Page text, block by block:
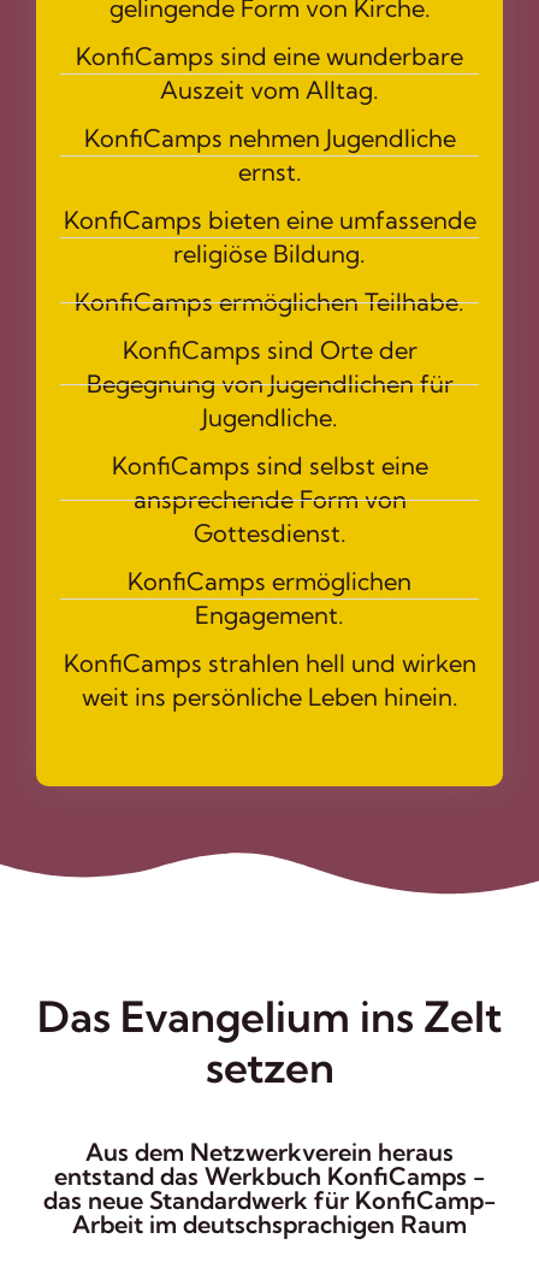
gelingende Form von Kirche.
KonfiCamps sind eine wunderbare
Auszeit vom Alltag.
KonfiCamps nehmen Jugendliche
ernst.
KonfiCamps bieten eine umfassende
religiöse Bildung.
KonfiCamps ermöglichen Teilhabe.
KonfiCamps sind Orte der
Begegnung von Jugendlichen für
Jugendliche.
KonfiCamps sind selbst eine
ansprechende Form von
Gottesdienst.
KonfiCamps ermöglichen
Engagement.
KonfiCamps strahlen hell und wirken
weit ins persönliche Leben hinein.
Das Evangelium ins Zelt
setzen
Aus dem Netzwerkverein heraus
entstand das Werkbuch KonfiCamps -
das neue Standardwerk für KonfiCamp-
Arbeit im deutschsprachigen Raum